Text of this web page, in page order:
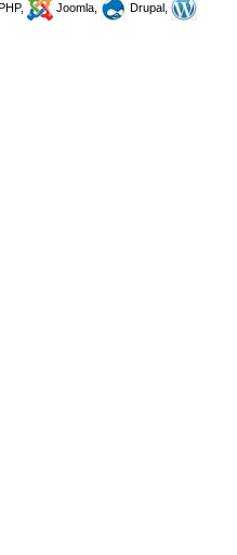
Joomla,
Drupal,